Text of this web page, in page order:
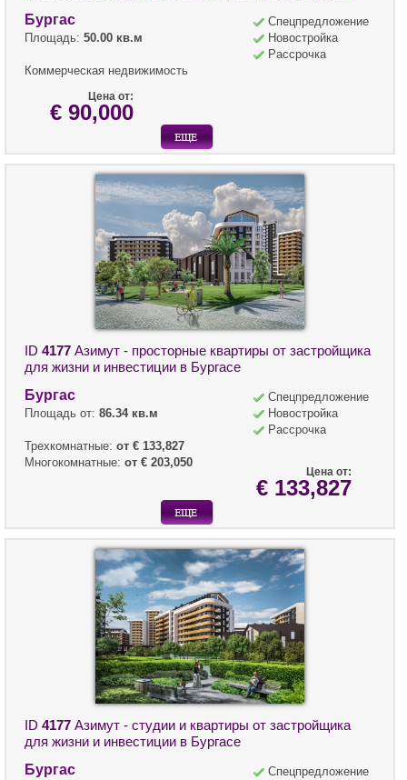
Бургас
Площадь: 50.00 кв.м
Коммерческая недвижимость
Спецпредложение
Новостройка
Рассрочка
Цена от:
€ 90,000
ID 4177 Азимут - просторные квартиры от застройщика
для жизни и инвестиции в Бургасе
Бургас
Площадь от: 86.34 кв.м
Трехкомнатные: от € 133,827
Многокомнатные: от € 203,050
Спецпредложение
Новостройка
Рассрочка
Цена от:
€ 133,827
ID 4177 Азимут - студии и квартиры от застройщика
для жизни и инвестиции в Бургасе
Бургас
Спецпредложение